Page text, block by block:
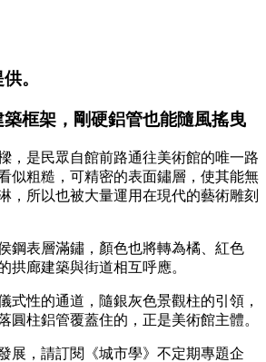
。
框架，剛硬鋁管也能隨風搖曳
，是民眾自館前路通往美術館的唯一路
似粗糙，可精密的表面鏽層，使其能無
，所以也被大量運用在現代的藝術雕刻
鋼表層滿鏽，顏色也將轉為橘、紅色
拱廊建築與街道相互呼應。
式性的通道，隨銀灰色景觀柱的引領，
圓柱鋁管覆蓋住的，正是美術館主體。
展，請訂閱《城市學》不定期專題企